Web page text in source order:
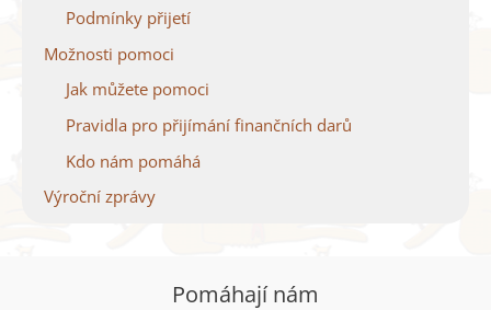
Podmínky přijetí
Možnosti pomoci
Jak můžete pomoci
Pravidla pro přijímání finančních darů
Kdo nám pomáhá
Výroční zprávy
Pomáhají nám